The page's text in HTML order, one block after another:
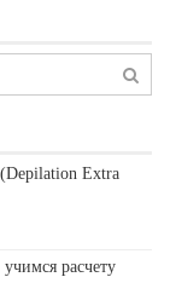
Extra
расчету